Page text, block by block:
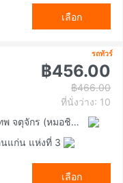
เลือก
รถทัวร์
฿456.00
฿466.00
ที่นั่งว่าง: 10
สถานีขนส่งผู้โดยสารกรุงเทพ จตุจักร (หมอชิต2)
แก่น แห่งที่ 3
เลือก